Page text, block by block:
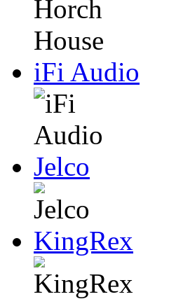
iFi Audio
Jelco
KingRex